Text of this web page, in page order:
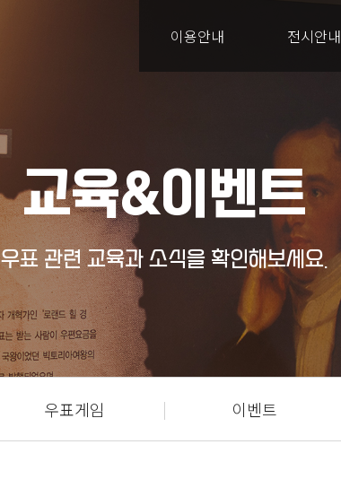
이용안내 전시안내
교육&이벤트
우표 관련 교육과 소식을 확인해보세요.
우표게임 이벤트